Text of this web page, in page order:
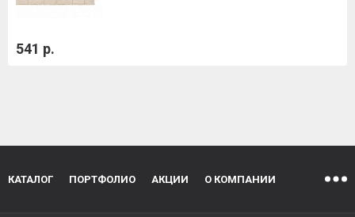
541 р.
КАТАЛОГ ПОРТФОЛИО АКЦИИ О КОМПАНИИ